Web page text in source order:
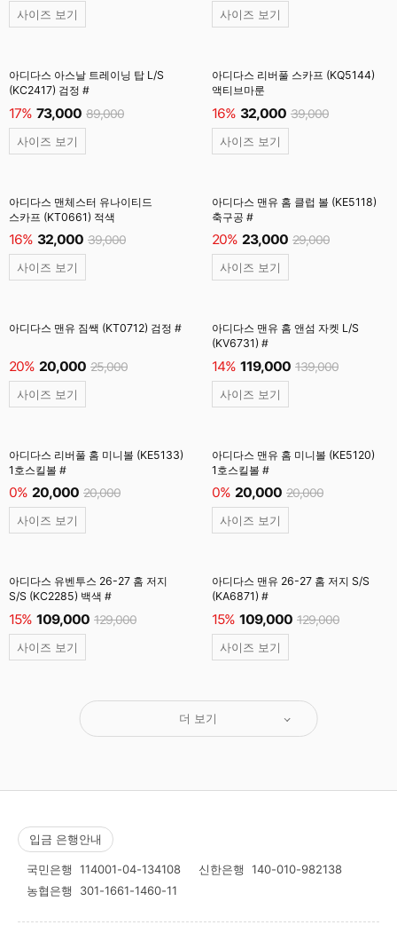
사이즈 보기 사이즈 보기
아디다스 아스날 트레이닝 탑 L/S
(KC2417) 검정 #
17% 73,000 89,000
사이즈 보기
아디다스 리버풀 스카프 (KQ5144)
액티브마룬
16% 32,000 39,000
사이즈 보기
아디다스 맨체스터 유나이티드
스카프 (KT0661) 적색
16% 32,000 39,000
사이즈 보기
아디다스 맨유 홈 클럽 볼 (KE5118)
축구공 #
20% 23,000 29,000
사이즈 보기
아디다스 맨유 짐쌕 (KT0712) 검정 #
20% 20,000 25,000
사이즈 보기
아디다스 맨유 홈 앤섬 자켓 L/S
(KV6731) #
14% 119,000 139,000
사이즈 보기
아디다스 리버풀 홈 미니볼 (KE5133)
1호스킬볼 #
0% 20,000 20,000
사이즈 보기
아디다스 맨유 홈 미니볼 (KE5120)
1호스킬볼 #
0% 20,000 20,000
사이즈 보기
아디다스 유벤투스 26-27 홈 저지
S/S (KC2285) 백색 #
15% 109,000 129,000
사이즈 보기
아디다스 맨유 26-27 홈 저지 S/S
(KA6871) #
15% 109,000 129,000
사이즈 보기
더 보기
입금 은행안내
국민은행 114001-04-134108 신한은행 140-010-982138
농협은행 301-1661-1460-11